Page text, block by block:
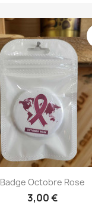
Badge Octobre Rose
3,00 €